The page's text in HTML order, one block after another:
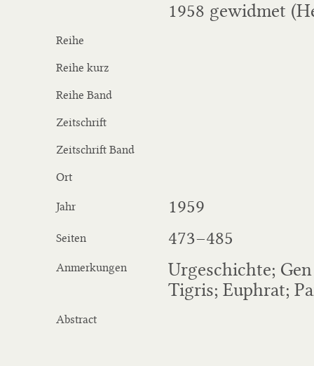
1958 gewidmet
Reihe
Reihe kurz
Reihe Band
Zeitschrift
Zeitschrift Band
Ort
Jahr 1959
Seiten 473−485
Anmerkungen
Urgeschichte;
Tigris; Euphrat;
Abstract